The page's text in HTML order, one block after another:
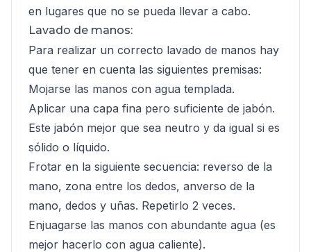
en lugares que no se pueda llevar a cabo.
Lavado de manos:
Para realizar un correcto lavado de manos hay
que tener en cuenta las siguientes premisas:
Mojarse las manos con agua templada.
Aplicar una capa fina pero suficiente de jabón.
Este jabón mejor que sea neutro y da igual si es
sólido o líquido.
Frotar en la siguiente secuencia: reverso de la
mano, zona entre los dedos, anverso de la
mano, dedos y uñas. Repetirlo 2 veces.
Enjuagarse las manos con abundante agua (es
mejor hacerlo con agua caliente).